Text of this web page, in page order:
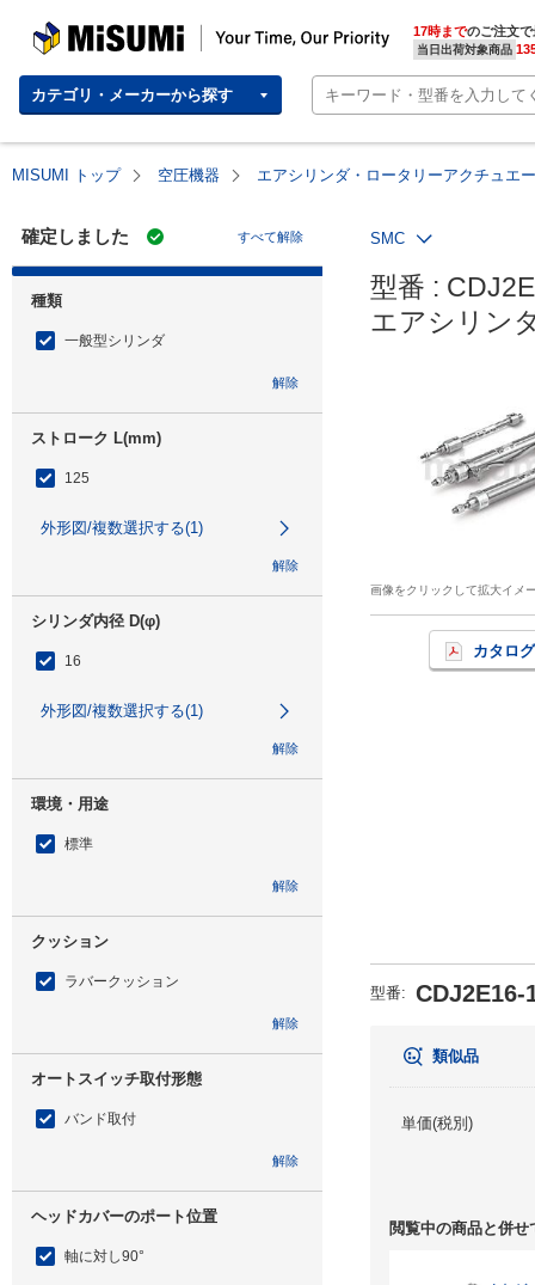
MISUMI | Your Time, Our Priority 17時までのご注文で
当日出荷対象商品
カテゴリ・メーカーから探す
MISUMI トップ 空圧機器 エアシリンダ・ロータリーアクチュエ
確定しました すべて解除
種類
一般型シリンダ
解除
ストローク L(mm)
125
外形図/複数選択する(1)
解除
シリンダ内径 D(φ)
16
外形図/複数選択する(1)
解除
環境・用途
標準
解除
クッション
ラバークッション
解除
オートスイッチ取付形態
バンド取付
解除
ヘッドカバーのポート位置
軸に対し90°
SMC
型番 :
エアシリン
画像をクリックして拡大イメ
カタログ
型番: CDJ2E16-
類似品
単価(税別)
閲覧中の商品と併